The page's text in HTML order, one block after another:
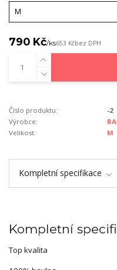
790 Kč/ks653 Kčbez DPH
Číslo produktu:
-2
Výrobce:
Velikost:
M
Kompletní specifikace
Kompletní
Top kvalita